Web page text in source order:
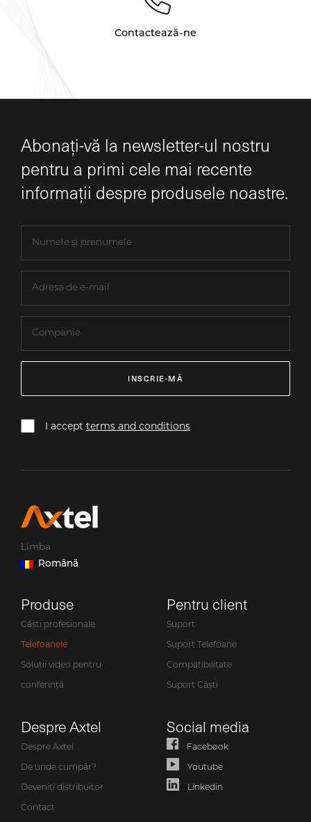
Contactează-ne
Abonați-vă la newsletter-ul nostru
pentru a primi cele mai recente
informații despre produsele noastre.
INSCRIE-MĂ
I accept terms and conditions
Limba
Română
Produse
Căști profesionale
Telefoanele
Soluții video pentru
conferință
Pentru client
Suport
Suport Telefoane
Compatibilitate
Suport Căști
Despre Axtel
Despre Axtel
De unde cumpăr?
Deveniți distribuitor
Contact
Social media
Facebook
Youtube
Linkedin